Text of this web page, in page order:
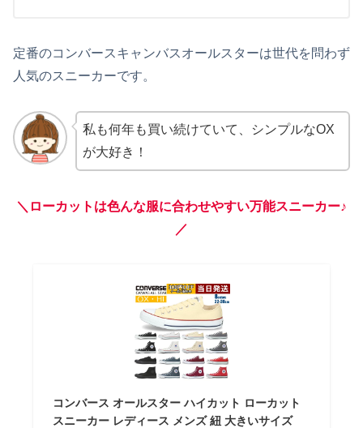
定番のコンバースキャンバスオールスターは世代を問わず
人気のスニーカーです。
私も何年も買い続けていて、シンプルなOX
が大好き！
＼ローカットは色んな服に合わせやすい万能スニーカー♪
／
コンバース オールスター ハイカット ローカット
スニーカー レディース メンズ 紐 大きいサイズ